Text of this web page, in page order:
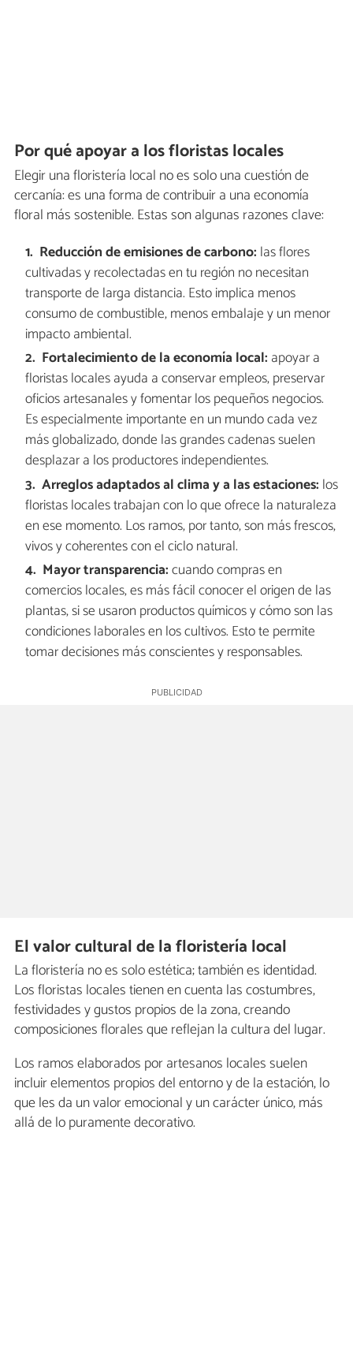
Por qué apoyar a los floristas locales
Elegir una floristería local no es solo una cuestión de
cercanía: es una forma de contribuir a una economía
floral más sostenible. Estas son algunas razones clave:
Reducción de emisiones de carbono: las flores
cultivadas y recolectadas en tu región no necesitan
transporte de larga distancia. Esto implica menos
consumo de combustible, menos embalaje y un menor
impacto ambiental.
Fortalecimiento de la economía local: apoyar a
floristas locales ayuda a conservar empleos, preservar
oficios artesanales y fomentar los pequeños negocios.
Es especialmente importante en un mundo cada vez
más globalizado, donde las grandes cadenas suelen
desplazar a los productores independientes.
Arreglos adaptados al clima y a las estaciones: los
floristas locales trabajan con lo que ofrece la naturaleza
en ese momento. Los ramos, por tanto, son más frescos,
vivos y coherentes con el ciclo natural.
Mayor transparencia:cuando compras en
comercios locales, es más fácil conocer el origen de las
plantas, si se usaron productos químicos y cómo son las
condiciones laborales en los cultivos. Esto te permite
tomar decisiones más conscientes y responsables.
El valor cultural de la floristería local
La floristería no es solo estética; también es identidad.
Los floristas locales tienen en cuenta las costumbres,
festividades y gustos propios de la zona, creando
composiciones florales que reflejan la cultura del lugar.
Los ramos elaborados por artesanos locales suelen
incluir elementos propios del entorno y de la estación, lo
que les da un valor emocional y un carácter único, más
allá de lo puramente decorativo.